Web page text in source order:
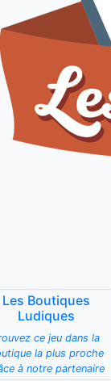
Les Boutiques
Ludiques
ce jeu dans la
la plus proche
à notre partenaire